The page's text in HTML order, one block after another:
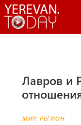
Лавров и
МИР, РЕГИОН